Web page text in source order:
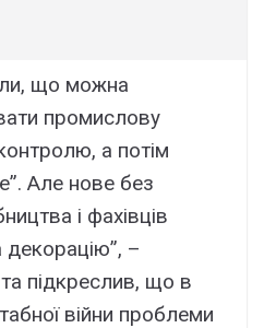
що можна
промислову
а потім
Але нове без
і фахівців
–
підкреслив, що в
війни проблеми